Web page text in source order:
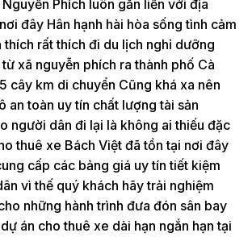
Phích luôn gắn liền với địa
đây Hân hạnh hài hòa sống tình cảm
rất thích đi du lịch nghỉ dưỡng
xã nguyễn phích ra thành phố Cà
cây km di chuyển Cũng khá xa nên
an toàn uy tín chất lượng tài sản
người dân đi lại là không ai thiếu đặc
thuê xe Bách Việt đã tồn tại nơi đây
cấp các bảng giá uy tín tiết kiệm
vì thế quý khách hãy trải nghiệm
những hành trình đưa đón sân bay
án cho thuê xe dài hạn ngắn hạn tại